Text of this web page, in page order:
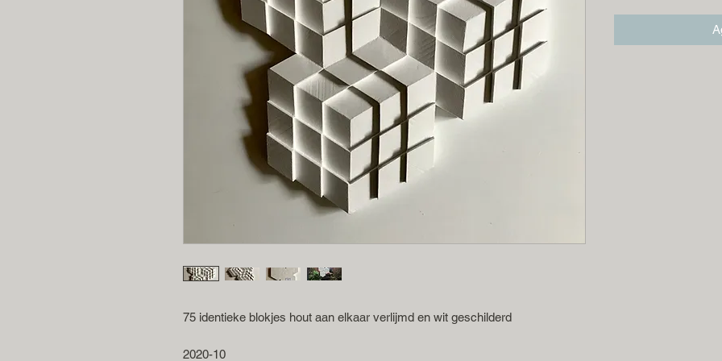
75 identieke blokjes hout aan elkaar verlijmd en wit geschilderd
2020-10